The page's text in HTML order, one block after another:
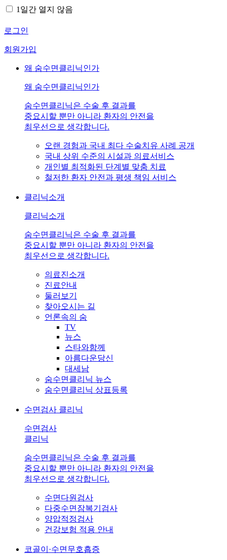
1일간 열지 않음
로그인
회원가입
왜 숨수면클리닉인가
왜 숨수면클리닉인가
숨수면클리닉은 수술 후 결과를
중요시할 뿐만 아니라 환자의 안전을
최우선으로 생각합니다.
오랜 경험과 국내 최다 수술치유 사례 공개
국내 상위 수준의 시설과 의료서비스
개인별 최적화된 단계별 맞춤 치료
철저한 환자 안전과 평생 책임 서비스
클리닉소개
클리닉소개
숨수면클리닉은 수술 후 결과를
중요시할 뿐만 아니라 환자의 안전을
최우선으로 생각합니다.
의료진소개
진료안내
둘러보기
찾아오시는 길
언론속의 숨
TV
뉴스
스타와함께
아름다운당신
대세남
숨수면클리닉 뉴스
숨수면클리닉 상표등록
수면검사 클리닉
수면검사
클리닉
숨수면클리닉은 수술 후 결과를
중요시할 뿐만 아니라 환자의 안전을
최우선으로 생각합니다.
수면다원검사
다중수면잠복기검사
양압적정검사
건강보험 적용 안내
코골이·수면무호흡증